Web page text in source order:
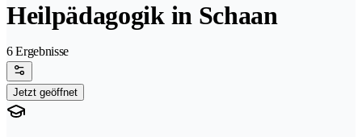
Heilpädagogik in Schaan
6 Ergebnisse
Jetzt geöffnet